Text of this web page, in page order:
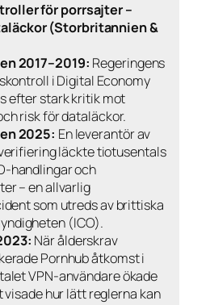
för porrsajter –
(Storbritannien &
2017–2019: Regeringens
i Digital Economy
efter stark kritik mot
risk för dataläckor.
2025: En leverantör av
läckte tiotusentals
handlingar och
– en allvarlig
som utreds av brittiska
(ICO).
När ålderskrav
Pornhub åtkomst i
VPN-användare ökade
hur lätt reglerna kan